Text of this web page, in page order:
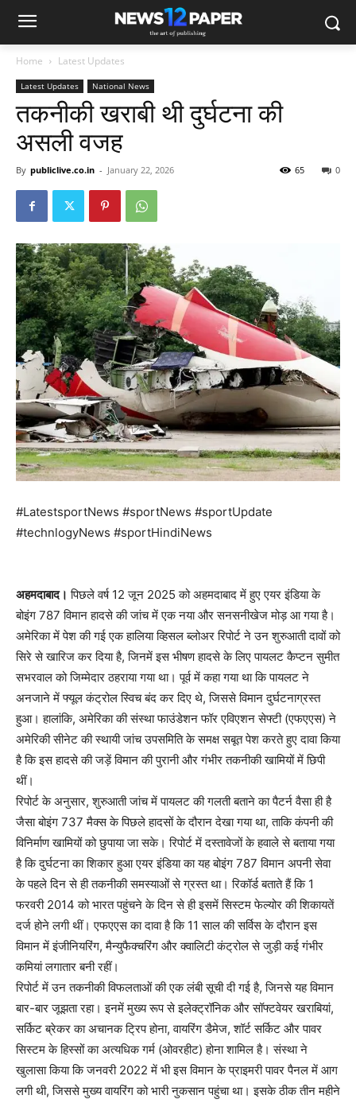
Home Latest Updates
Latest Updates National News
तकनीकी खराबी थी दुर्घटना की
असली वजह
By publiclive.co.in - January 22, 2026 0
65
#LatestsportNews #sportNews #sportUpdate
#technlogyNews #sportHindiNews
अहमदाबाद। पिछले वर्ष 12 जून 2025 को अहमदाबाद में हुए एयर इंडिया के
बोइंग 787 विमान हादसे की जांच में एक नया और सनसनीखेज मोड़ आ गया है।
अमेरिका में पेश की गई एक हालिया व्हिसल ब्लोअर रिपोर्ट ने उन शुरुआती दावों को
सिरे से खारिज कर दिया है, जिनमें इस भीषण हादसे के लिए पायलट कैप्टन सुमीत
सभरवाल को जिम्मेदार ठहराया गया था। पूर्व में कहा गया था कि पायलट ने
अनजाने में फ्यूल कंट्रोल स्विच बंद कर दिए थे, जिससे विमान दुर्घटनाग्रस्त
हुआ। हालांकि, अमेरिका की संस्था फाउंडेशन फॉर एविएशन सेफ्टी (एफएएस) ने
अमेरिकी सीनेट की स्थायी जांच उपसमिति के समक्ष सबूत पेश करते हुए दावा किया
है कि इस हादसे की जड़ें विमान की पुरानी और गंभीर तकनीकी खामियों में छिपी
थीं।
रिपोर्ट के अनुसार, शुरुआती जांच में पायलट की गलती बताने का पैटर्न वैसा ही है
जैसा बोइंग 737 मैक्स के पिछले हादसों के दौरान देखा गया था, ताकि कंपनी की
विनिर्माण खामियों को छुपाया जा सके। रिपोर्ट में दस्तावेजों के हवाले से बताया गया
है कि दुर्घटना का शिकार हुआ एयर इंडिया का यह बोइंग 787 विमान अपनी सेवा
के पहले दिन से ही तकनीकी समस्याओं से ग्रस्त था। रिकॉर्ड बताते हैं कि 1
फरवरी 2014 को भारत पहुंचने के दिन से ही इसमें सिस्टम फेल्योर की शिकायतें
दर्ज होने लगी थीं। एफएएस का दावा है कि 11 साल की सर्विस के दौरान इस
विमान में इंजीनियरिंग, मैन्युफैक्चरिंग और क्वालिटी कंट्रोल से जुड़ी कई गंभीर
कमियां लगातार बनी रहीं।
रिपोर्ट में उन तकनीकी विफलताओं की एक लंबी सूची दी गई है, जिनसे यह विमान
बार-बार जूझता रहा। इनमें मुख्य रूप से इलेक्ट्रॉनिक और सॉफ्टवेयर खराबियां,
सर्किट ब्रेकर का अचानक ट्रिप होना, वायरिंग डैमेज, शॉर्ट सर्किट और पावर
सिस्टम के हिस्सों का अत्यधिक गर्म (ओवरहीट) होना शामिल है। संस्था ने
खुलासा किया कि जनवरी 2022 में भी इस विमान के प्राइमरी पावर पैनल में आग
लगी थी, जिससे मुख्य वायरिंग को भारी नुकसान पहुंचा था। इसके ठीक तीन महीने